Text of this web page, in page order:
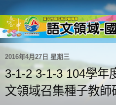
2016年4月27日 星期三
3-1-2 3-1-3 104學年
文領域召集種子教師